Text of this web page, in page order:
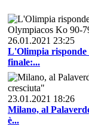
26.01.2021 23:25
L'Olimpia risponde
finale:...
23.01.2021 18:26
Milano, al
è...